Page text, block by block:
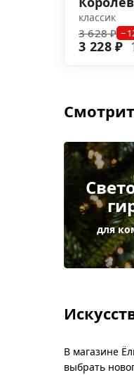
классик
3 628 ₽
3 228 ₽
для
В магазине
выбрать